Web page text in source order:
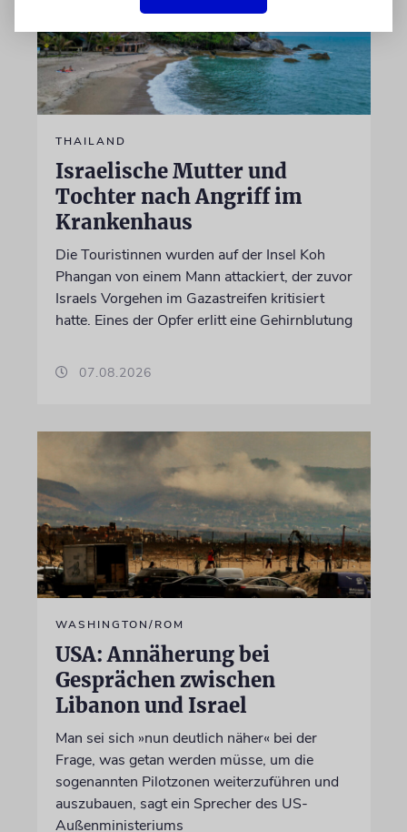
THAILAND
Israelische Mutter und
Tochter nach Angriff im
Krankenhaus
Die Touristinnen wurden auf der Insel Koh
Phangan von einem Mann attackiert, der zuvor
Israels Vorgehen im Gazastreifen kritisiert
hatte. Eines der Opfer erlitt eine Gehirnblutung
07.08.2026
WASHINGTON/ROM
USA: Annäherung bei
Gesprächen zwischen
Libanon und Israel
Man sei sich »nun deutlich näher« bei der
Frage, was getan werden müsse, um die
sogenannten Pilotzonen weiterzuführen und
auszubauen, sagt ein Sprecher des US-
Außenministeriums